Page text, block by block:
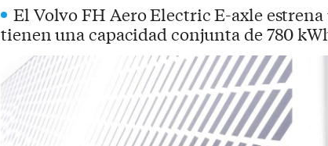
El Volvo FH Aero Electric E-axle
tienen una capacidad conjunta de 780